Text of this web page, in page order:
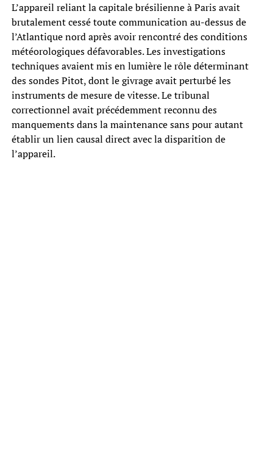
L’appareil reliant la capitale brésilienne à Paris avait
brutalement cessé toute communication au-dessus de
l’Atlantique nord après avoir rencontré des conditions
météorologiques défavorables. Les investigations
techniques avaient mis en lumière le rôle déterminant
des sondes Pitot, dont le givrage avait perturbé les
instruments de mesure de vitesse. Le tribunal
correctionnel avait précédemment reconnu des
manquements dans la maintenance sans pour autant
établir un lien causal direct avec la disparition de
l’appareil.